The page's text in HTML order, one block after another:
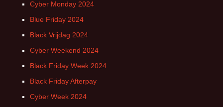
Cyber Monday 2024
Blue Friday 2024
Black Vrijdag 2024
Cyber Weekend 2024
Black Friday Week 2024
Black Friday Afterpay
Cyber Week 2024